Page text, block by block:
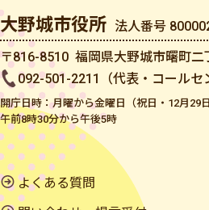
大野城市役所 法人番号
〒816-8510 福岡県大野城市曙町二
092-501-2211（代表・コールセ
開庁日時：月曜から金曜日（祝日・12月29
午前8時30分から午後5時
よくある質問